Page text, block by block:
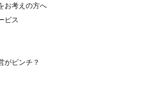
お考えの方へ
ビス
がピンチ？